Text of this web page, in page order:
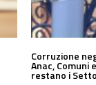
Corruzione
Anac, Comuni
restano i